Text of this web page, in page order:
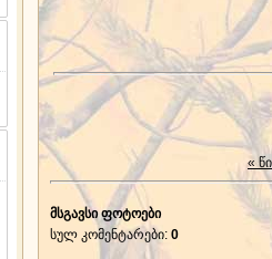
«
მსგავსი ფოტოები
სულ კომენტარები: 0